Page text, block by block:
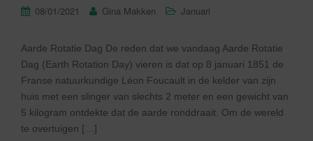
08/01/2021 Gina Makken Januari
Aarde Rotatie Dag De reden dat we vandaag Aarde Rotatie
Dag (Earth Rotation Day) vieren is dat op 8 januari 1851 de
Franse natuurkundige Léon Foucault in de kelder van zijn
huis met een slinger van slechts 2 meter en een gewicht van
5 kilogram ontdekte dat de aarde ronddraait. Om de wereld
te overtuigen […]